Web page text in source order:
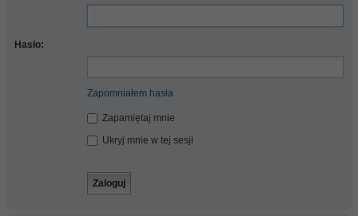
Hasło:
Zapomniałem hasła
Zapamiętaj mnie
Ukryj mnie w tej sesji